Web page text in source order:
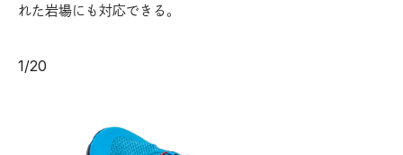
れた岩場にも対応できる。
1/20